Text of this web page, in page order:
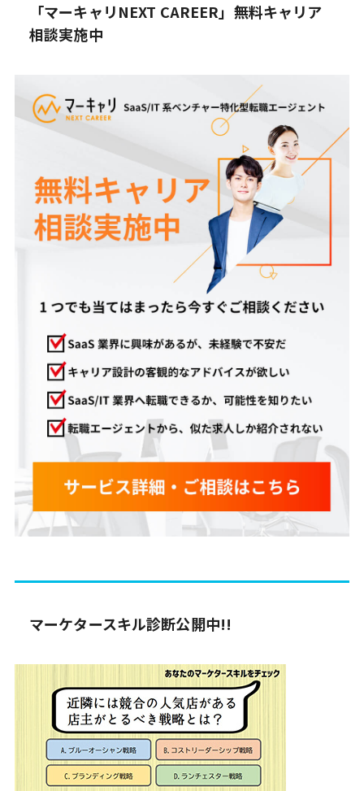
「マーキャリNEXT CAREER」無料キャリア
相談実施中
マーケタースキル診断公開中!!